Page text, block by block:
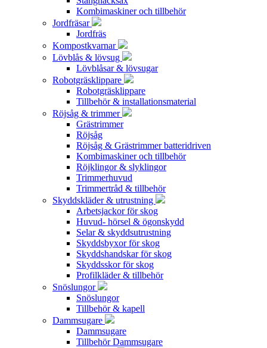
Kombimaskiner och tillbehör
Jordfräsar
Jordfräs
Kompostkvarnar
Lövblås & lövsug
Lövblåsar & lövsugar
Robotgräsklippare
Robotgräsklippare
Tillbehör & installationsmaterial
Röjsåg & trimmer
Grästrimmer
Röjsåg
Röjsåg & Grästrimmer batteridriven
Kombimaskiner och tillbehör
Röjklingor & slyklingor
Trimmerhuvud
Trimmertråd & tillbehör
Skyddskläder & utrustning
Arbetsjackor för skog
Huvud- hörsel & ögonskydd
Selar & skyddsutrustning
Skyddsbyxor för skog
Skyddshandskar för skog
Skyddsskor för skog
Profilkläder & tillbehör
Snöslungor
Snöslungor
Tillbehör & kapell
Dammsugare
Dammsugare
Tillbehör Dammsugare